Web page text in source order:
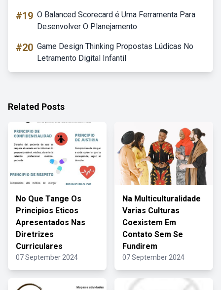
#19 O Balanced Scorecard é Uma Ferramenta Para
Desenvolver O Planejamento
#20 Game Design Thinking Propostas Lúdicas No
Letramento Digital Infantil
Related Posts
No Que Tange Os
Principios Eticos
Apresentados Nas
Diretrizes
Curriculares
07 September 2024
Na Multiculturalidade
Varias Culturas
Coexistem Em
Contato Sem Se
Fundirem
07 September 2024